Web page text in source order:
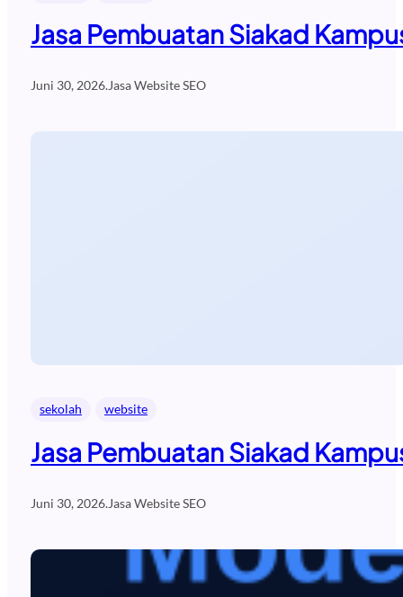
Jasa Pembuatan Siakad
Juni 30, 2026.Jasa Website SEO
sekolah website
Jasa Pembuatan Siakad
Juni 30, 2026.Jasa Website SEO